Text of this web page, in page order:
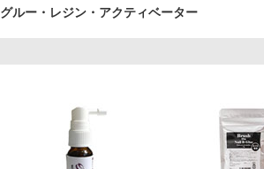
グルー・レジン・アクティベーター